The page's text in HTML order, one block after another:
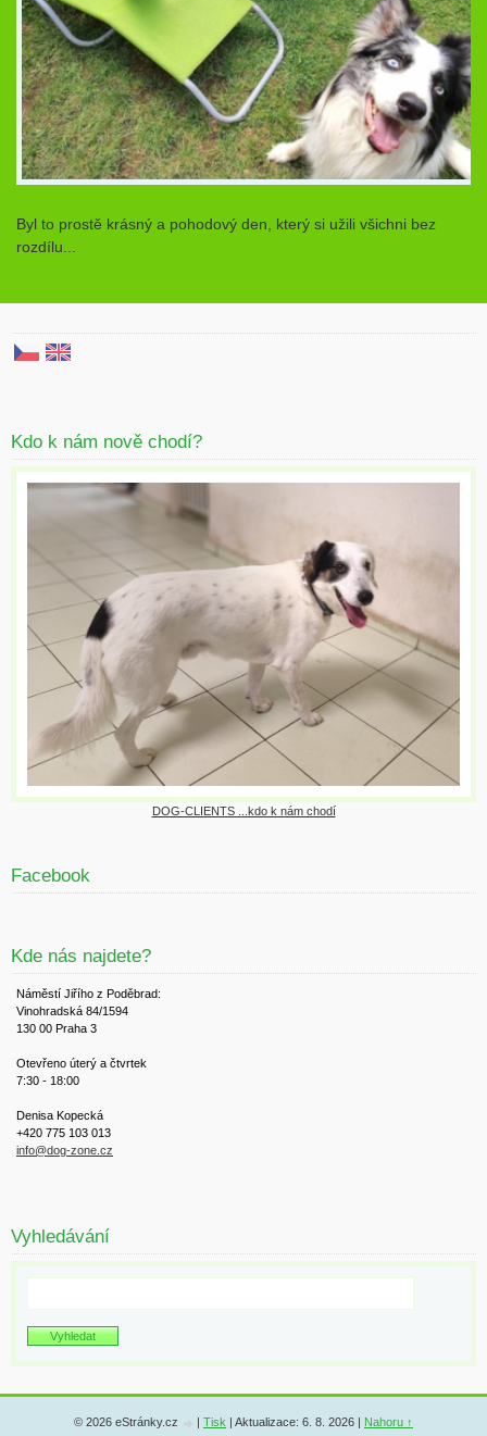
Byl to prostě krásný a pohodový den, který si užili všichni bez
rozdílu...
Kdo k nám nově chodí?
DOG-CLIENTS ...kdo k nám chodí
Facebook
Kde nás najdete?
Náměstí Jiřího z Poděbrad:
Vinohradská 84/1594
130 00 Praha 3
Otevřeno úterý a čtvrtek
7:30 - 18:00
Denisa Kopecká
+420 775 103 013
info@dog-zone.cz
Vyhledávání
© 2026 eStránky.cz Tisk Aktualizace: 6. 8. 2026 Nahoru ↑